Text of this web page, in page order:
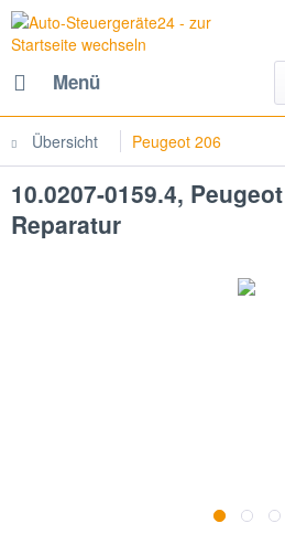
Menü
Übersicht Peugeot 206
10.0207-0159.4,
Reparatur